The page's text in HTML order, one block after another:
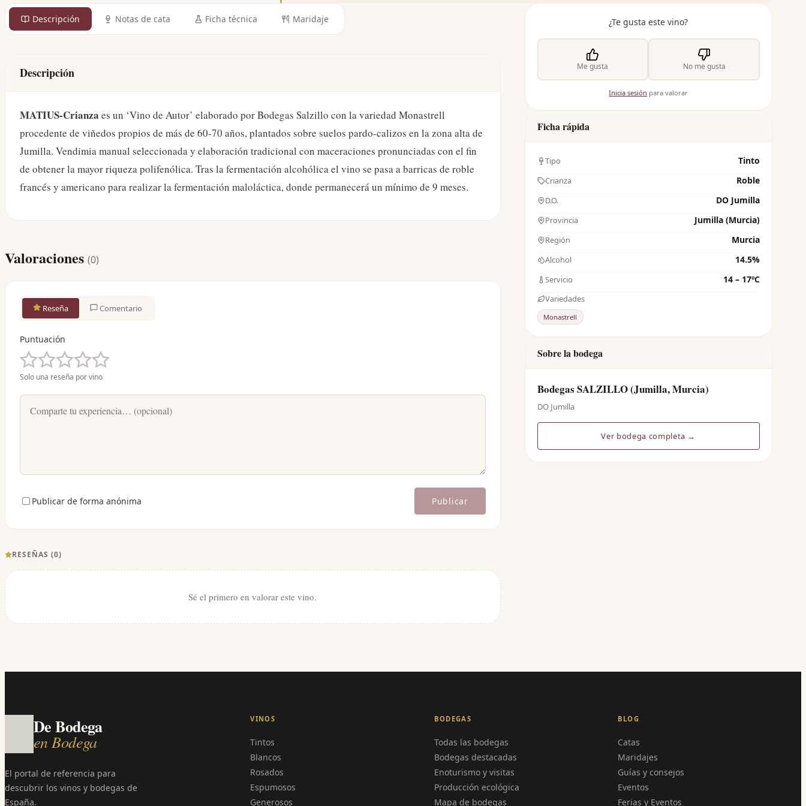
Descripción Notas de cata Ficha técnica Maridaje
Descripción
MATIUS-Crianza es un ‘Vino de Autor’ elaborado por Bodegas Salzillo con la variedad Monastrell
procedente de viñedos propios de más de 60-70 años, plantados sobre suelos pardo-calizos en la zona alta de
Jumilla. Vendimia manual seleccionada y elaboración tradicional con maceraciones pronunciadas con el fin
de obtener la mayor riqueza polifenólica. Tras la fermentación alcohólica el vino se pasa a barricas de roble
francés y americano para realizar la fermentación maloláctica, donde permanecerá un mínimo de 9 meses.
Valoraciones (0)
Reseña Comentario
Puntuación
Solo una reseña por vino
Publicar de forma anónima Publicar
RESEÑAS (0)
Sé el primero en valorar este vino.
¿Te gusta este vino?
Me gusta No me gusta
Inicia sesión para valorar
Ficha rápida
Tipo Tinto
Crianza Roble
D.O. DO Jumilla
Provincia Jumilla (Murcia)
Región Murcia
Alcohol 14.5%
Servicio 14 – 17ºC
Variedades
Monastrell
Sobre la bodega
Bodegas SALZILLO (Jumilla, Murcia)
DO Jumilla
Ver bodega completa →
De Bodega
en Bodega
El portal de referencia para
descubrir los vinos y bodegas de
España.
VINOS
Tintos
Blancos
Rosados
Espumosos
Generosos
BODEGAS
Todas las bodegas
Bodegas destacadas
Enoturismo y visitas
Producción ecológica
Mapa de bodegas
BLOG
Catas
Maridajes
Guías y consejos
Eventos
Ferias y Eventos